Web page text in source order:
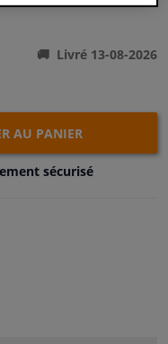
Livré 13-08-2026
AU PANIER
sécurisé